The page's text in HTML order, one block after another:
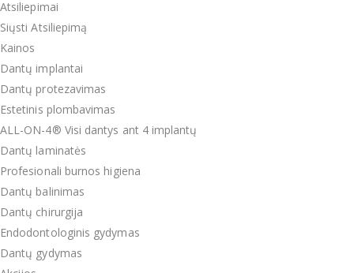
Atsiliepimai
Siųsti Atsiliepimą
Kainos
Dantų implantai
Dantų protezavimas
Estetinis plombavimas
ALL-ON-4® Visi dantys ant 4 implantų
Dantų laminatės
Profesionali burnos higiena
Dantų balinimas
Dantų chirurgija
Endodontologinis gydymas
Dantų gydymas